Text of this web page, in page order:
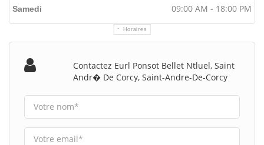
Horaires
Samedi 09:00 AM - 18:00 PM
Contactez Eurl Ponsot Bellet Ntluel, Saint
Andr� De Corcy, Saint-Andre-De-Corcy